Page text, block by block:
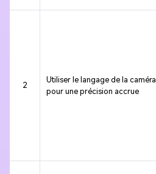
2
Utiliser le langage de la caméra
pour une précision accrue